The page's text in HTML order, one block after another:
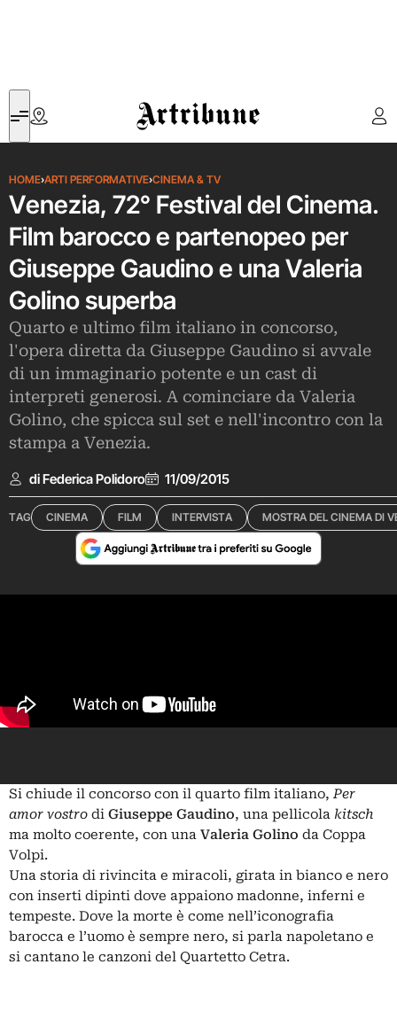
Artribune
HOME›ARTI PERFORMATIVE›CINEMA & TV
Venezia, 72° Festival del Cinema.
Film barocco e partenopeo per
Giuseppe Gaudino e una Valeria
Golino superba
Quarto e ultimo film italiano in concorso,
l'opera diretta da Giuseppe Gaudino si avvale
di un immaginario potente e un cast di
interpreti generosi. A cominciare da Valeria
Golino, che spicca sul set e nell'incontro con la
stampa a Venezia.
di Federica Polidoro 11/09/2015
TAG CINEMA FILM INTERVISTA MOSTRA DEL CINEMA DI
Si chiude il concorso con il quarto film italiano,Per
amor vostro di Giuseppe Gaudino, una pellicola kitsch
ma molto coerente, con una Valeria Golino da Coppa
Volpi.
Una storia di rivincita e miracoli, girata in bianco e nero
con inserti dipinti dove appaiono madonne, inferni e
tempeste. Dove la morte è come nell’iconografia
barocca e l’uomo è sempre nero, si parla napoletano e
si cantano le canzoni del Quartetto Cetra.